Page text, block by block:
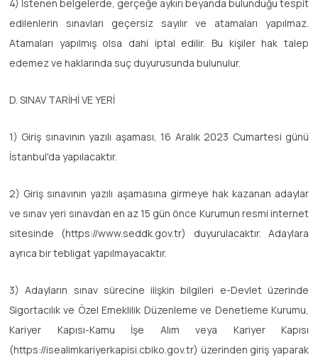
4) İstenen belgelerde, gerçeğe aykırı beyanda bulunduğu tespit
edilenlerin sınavları geçersiz sayılır ve atamaları yapılmaz.
Atamaları yapılmış olsa dahi iptal edilir. Bu kişiler hak talep
edemez ve haklarında suç duyurusunda bulunulur.
D. SINAV TARİHİ VE YERİ
1) Giriş sınavının yazılı aşaması, 16 Aralık 2023 Cumartesi günü
İstanbul'da yapılacaktır.
2) Giriş sınavının yazılı aşamasına girmeye hak kazanan adaylar
ve sınav yeri sınavdan en az 15 gün önce Kurumun resmi internet
sitesinde (https://www.seddk.gov.tr) duyurulacaktır. Adaylara
ayrıca bir tebligat yapılmayacaktır.
3) Adayların sınav sürecine ilişkin bilgileri e-Devlet üzerinde
Sigortacılık ve Özel Emeklilik Düzenleme ve Denetleme Kurumu,
Kariyer Kapısı-Kamu İşe Alım veya Kariyer Kapısı
(https://isealimkariyerkapisi.cbiko.gov.tr) üzerinden giriş yaparak